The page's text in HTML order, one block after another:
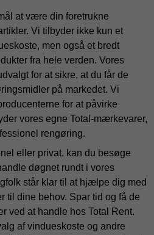
at være din foretrukne
Vi tilbyder ikke kun et
men også et bredt
fra hele verden. Vores
for at sikre, at du får de
på markedet. Vi
for at påvirke
vores egne Total-mærkevarer,
rengøring.
eller privat, kan du besøge
døgnet rundt i vores
står klar til at hjælpe dig med
til dine behov. Spar tid og få de
ved at handle hos Total Rent.
af vindueskoste og andre